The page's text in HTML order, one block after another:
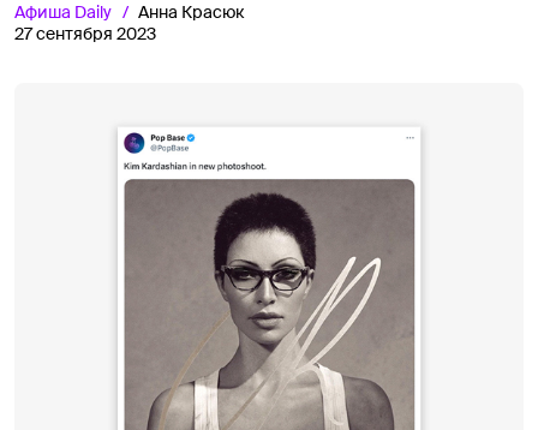
Афиша Daily
Анна Красюк
27 сентября 2023